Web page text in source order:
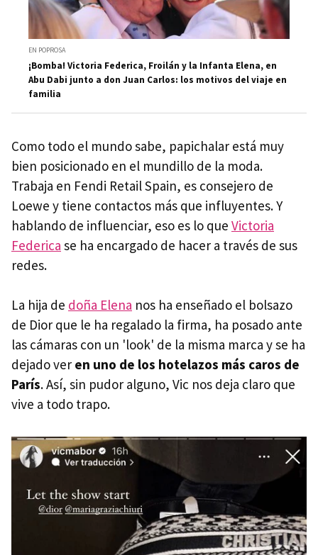
EN POPROSA
¡Bomba! Victoria Federica, Froilán y la Infanta Elena, en
Abu Dabi junto a don Juan Carlos: los motivos del viaje en
familia
Como todo el mundo sabe, papichalar está muy
bien posicionado en el mundillo de la moda.
Trabaja en Fendi Retail Spain, es consejero de
Loewe y tiene contactos más que influyentes. Y
hablando de influenciar, eso es lo que Victoria
Federica se ha encargado de hacer a través de sus
redes.
La hija de doña Elena nos ha enseñado el bolsazo
de Dior que le ha regalado la firma, ha posado ante
las cámaras con un 'look' de la misma marca y se ha
dejado ver en uno de los hotelazos más caros de
París. Así, sin pudor alguno, Vic nos deja claro que
vive a todo trapo.